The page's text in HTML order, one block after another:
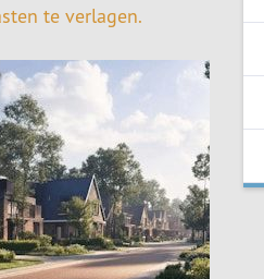
te verlagen.